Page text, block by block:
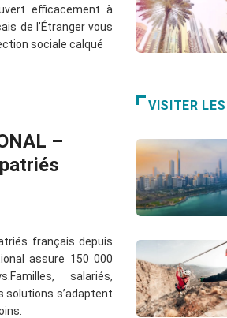
efficacement à
de l’Étranger vous
sociale calqué
–
français depuis
assure 150 000
salariés,
solutions s’adaptent
VISITER